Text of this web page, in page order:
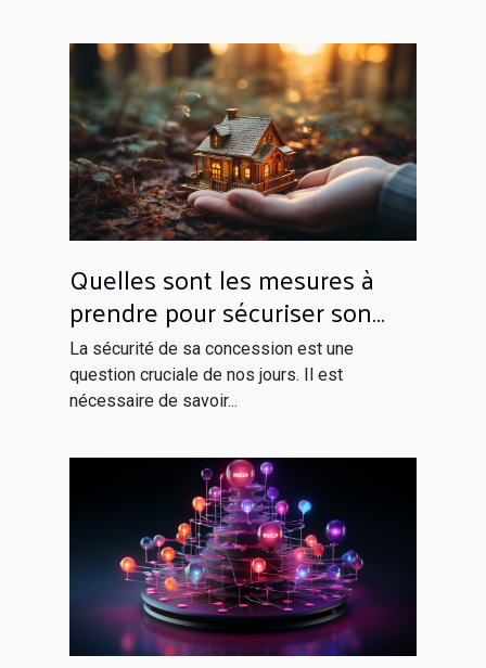
Quelles sont les mesures à
prendre pour sécuriser son
domicile ?
La sécurité de sa concession est une
question cruciale de nos jours. Il est
nécessaire de savoir...